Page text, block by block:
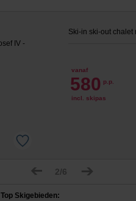
Ski-in ski-out chalet
vanaf
580 p.p.
incl. skipas
2/6
Top Skigebieden: